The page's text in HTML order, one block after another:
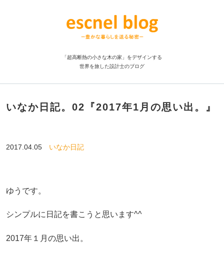
「超高断熱の小さな木の家」をデザインする
世界を旅した設計士のブログ
いなか日記。02『2017年1月の思い出。』
2017.04.05 いなか日記
ゆうです。
シンプルに日記を書こうと思います^^
2017年１月の思い出。